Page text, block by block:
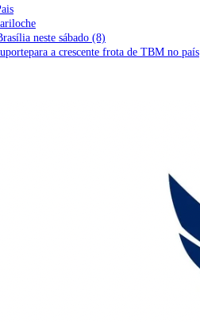
neste sábado (8)
a crescente frota de TBM no país